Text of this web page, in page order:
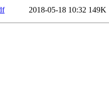
2018-05-18 10:32 149K